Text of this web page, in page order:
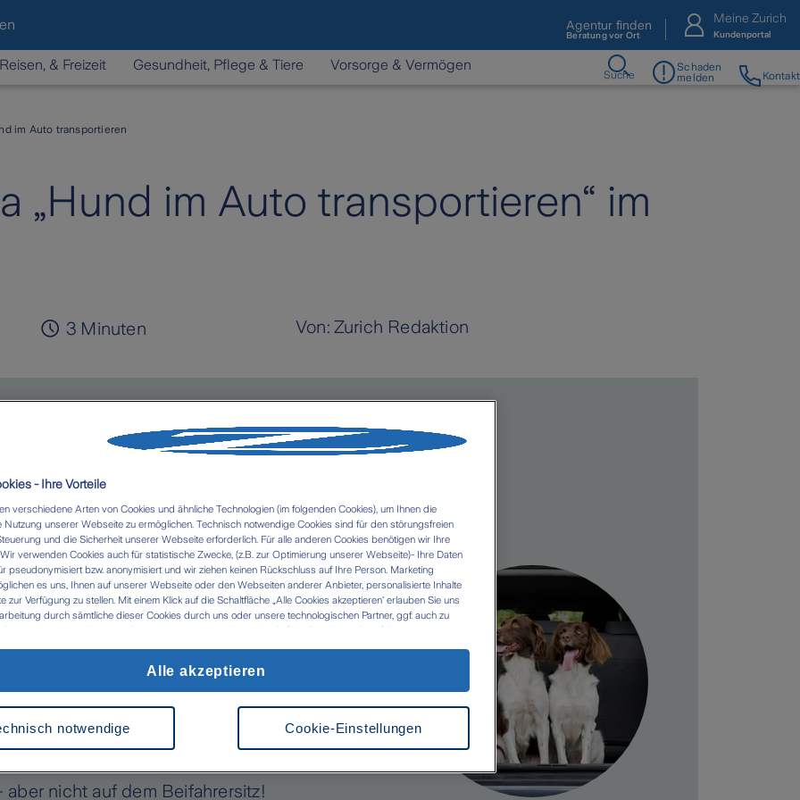
Agentur finden
Beratung vor Ort
Meine Zurich
Kundenportal
& Freizeit Gesundheit, Pflege & Tiere Vorsorge & Vermögen
Suche
Schaden
melden
Kontakt
im Auto transportieren
„Hund im Auto transportieren“ im
3 Minuten Von: Zurich Redaktion
– das
machen oder länger verreisen: Beim
gibt es einige Regeln zu beachten. Wie
richtig sichern und welche Strafen bei
gilt er laut
die Sie während der Fahrt gut sichern
dem Vordersitz oder im Laderaum
aber nicht auf dem Beifahrersitz!
- Ihre Vorteile
verschiedene Arten von Cookies und ähnliche Technologien (im folgenden Cookies), um Ihnen die
Nutzung unserer Webseite zu ermöglichen. Technisch notwendige Cookies sind für den störungsfreien
und die Sicherheit unserer Webseite erforderlich. Für alle anderen Cookies benötigen wir Ihre
verwenden Cookies auch für statistische Zwecke, (z.B. zur Optimierung unserer Webseite)- Ihre Daten
pseudonymisiert bzw. anonymisiert und wir ziehen keinen Rückschluss auf Ihre Person. Marketing
es uns, Ihnen auf unserer Webseite oder den Webseiten anderer Anbieter, personalisierte Inhalte
zur Verfügung zu stellen. Mit einem Klick auf die Schaltfläche „Alle Cookies akzeptieren' erlauben Sie uns
durch sämtliche dieser Cookies durch uns oder unsere technologischen Partner, ggf. auch zu
Im Zusammenhang mit der Nutzung von Drittanbieter-Tools (z.B. Google Analytics) kann es zu einer
werden können- Ihre Einwilligung können Sie jederzeit über die Cookie Einstellungen mit Wirkung für die
Weitere Informationen zu Cookies und der Widerrufsmöglichkeit finden Sie unter den folgenden Links
Impressum
Cookie-Einstellungen
notwendige
Alle akzeptieren